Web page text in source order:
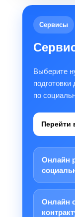
Сервисы
Выберите
по
Перейти
Онлайн
Онлайн